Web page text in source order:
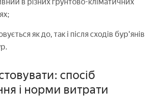
як до, так і після сходів бур'янів
спосіб
і норми витрати